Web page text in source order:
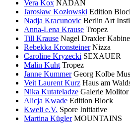
Vera Kox NADAN
Jarosław Kozłowski Edition
Nadja Kracunovic Berlin Art
Anna-Lena Krause Tropez
Till Krause Nagel Draxler
Rebekka Kronsteiner Nizza
Caroline Kryzecki SEXAUER
Malin Kuht Tropez
Janne Kummer Georg Kolbe
Veit Laurent Kurz Haus am
Nika Kutateladze Galerie Molitor
Alicja Kwade Edition Block
Kweli e.V. Spore Initiative
Martina Kügler MOUNTAINS